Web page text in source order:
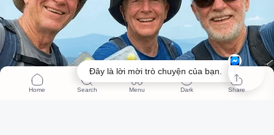
Đây là lời mời trò chuyện của bạn.